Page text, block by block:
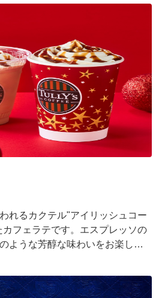
れるカクテル"アイリッシュコー
カフェラテです。エスプレッソの
ような芳醇な味わいをお楽しみ
おりません ···